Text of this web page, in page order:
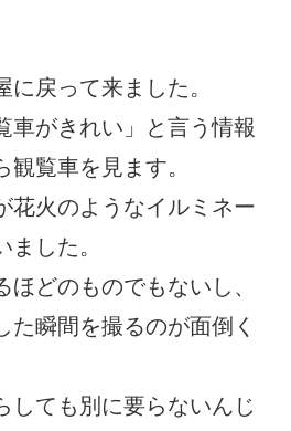
戻って来ました。
車がきれい」と言う情報
覧車を見ます。
花火のようなイルミネー
した。
ほどのものでもないし、
た瞬間を撮るのが面倒く
しても別に要らないんじ